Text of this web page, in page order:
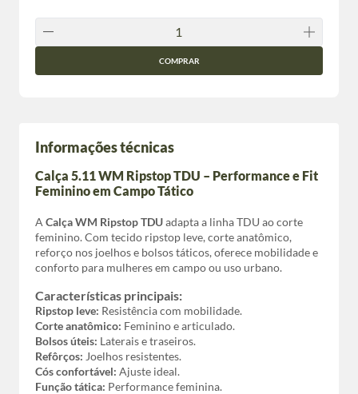
COMPRAR
Informações técnicas
Calça 5.11 WM Ripstop TDU – Performance e Fit
Feminino em Campo Tático
A Calça WM Ripstop TDUadapta a linha TDU ao corte
feminino. Com tecido ripstop leve, corte anatômico,
reforço nos joelhos e bolsos táticos, oferece mobilidade e
conforto para mulheres em campo ou uso urbano.
Características principais:
Ripstop leve: Resistência com mobilidade.
Corte anatômico: Feminino e articulado.
Bolsos úteis: Laterais e traseiros.
Refôrços: Joelhos resistentes.
Cós confortável: Ajuste ideal.
Função tática: Performance feminina.